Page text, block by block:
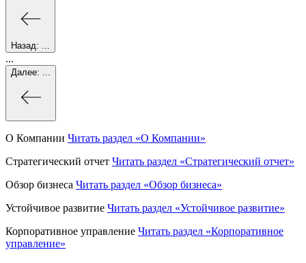
Назад:
...
Далее:
О Компании Читать раздел «О Компании»
Стратегический отчет Читать раздел «Стратегический отчет»
Обзор бизнеса Читать раздел «Обзор бизнеса»
Устойчивое развитие Читать раздел «Устойчивое развитие»
Корпоративное управление Читать раздел «Корпоративное
управление»